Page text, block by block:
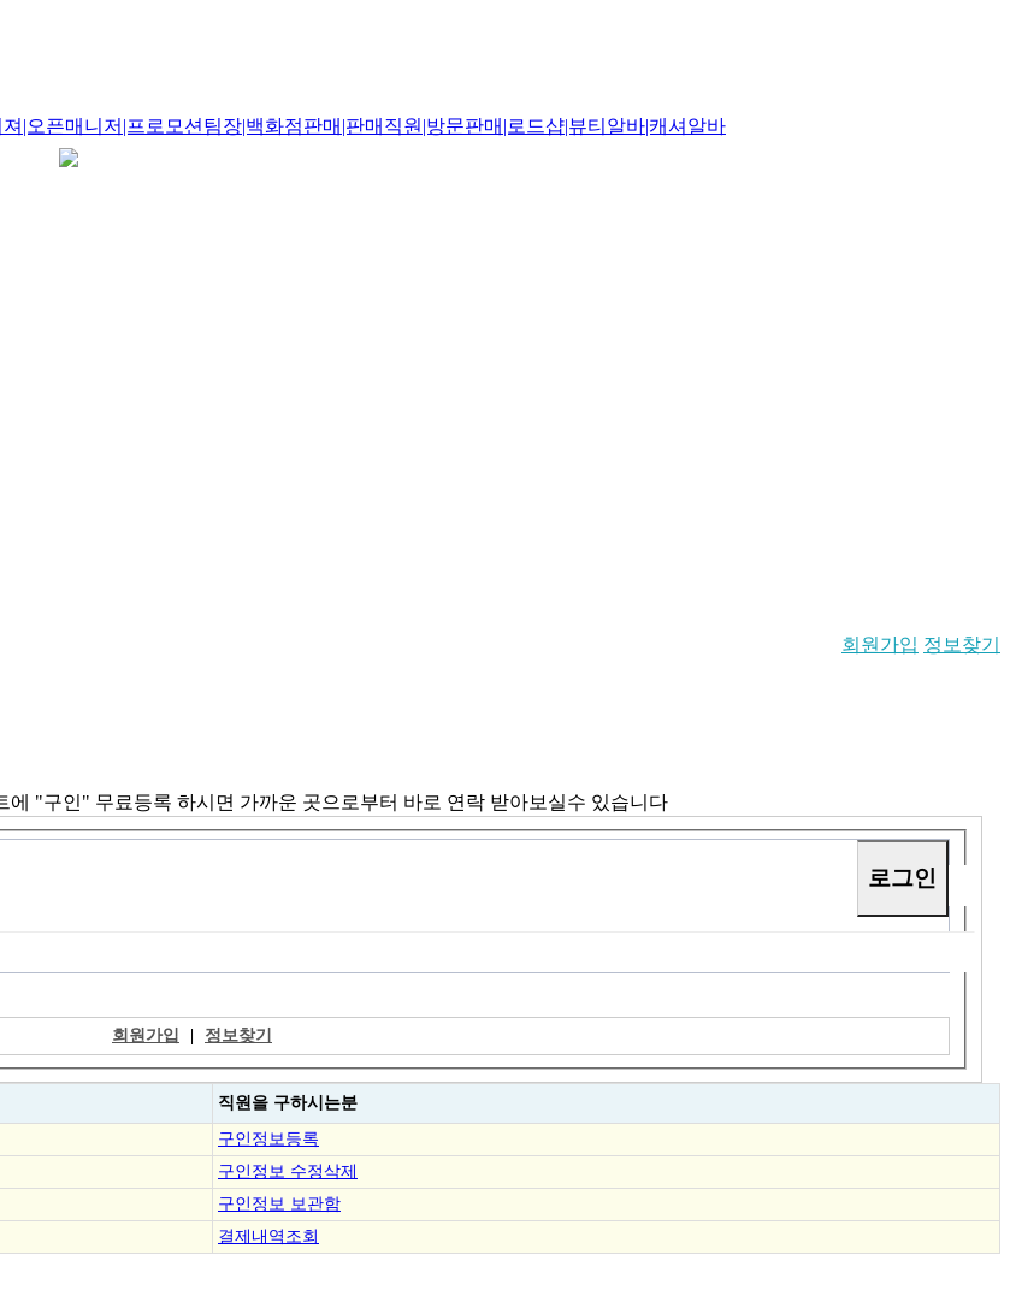
회원가입 정보찾기
"구인" 무료등록 하시면 가까운 곳으로부터 바로 연락 받아보실수 있습니다
회원가입 | 정보찾기
직원을 구하시는분
구인정보등록
구인정보 수정삭제
구인정보 보관함
결제내역조회